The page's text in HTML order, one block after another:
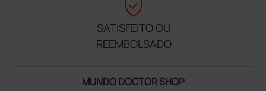
SATISFEITO OU
REEMBOLSADO
MUNDO DOCTOR SHOP